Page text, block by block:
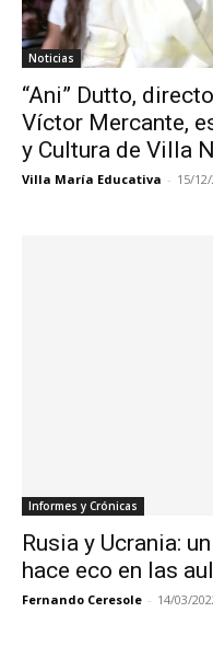
Noticias
“Ani” Dutto,
Víctor Mercante,
y Cultura de Villa
Villa María Educativa - 15/
Informes y Crónicas
Rusia y Ucrania:
hace eco en las
Fernando Ceresole - 14/03/